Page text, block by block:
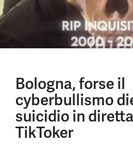
Bologna, forse il
cyberbullismo
suicidio in
TikToker